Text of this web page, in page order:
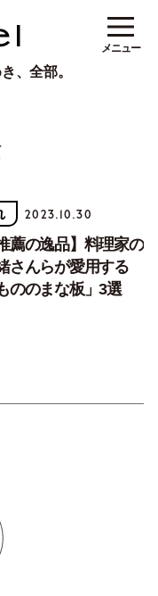
、全部。
メニュー
2023.10.30
薦の逸品】料理家の
さんらが愛用する
ののまな板」3選